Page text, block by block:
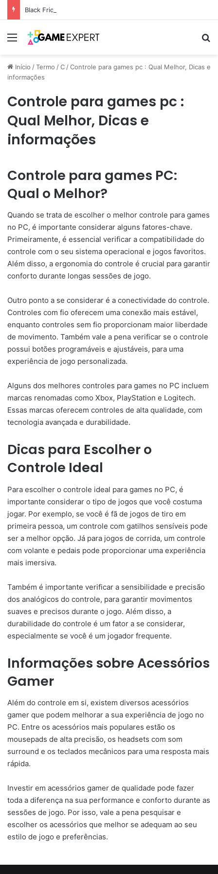
Black Friday: descontos incríveis em eletrônicos
Menu
Início /Termo /C /Controle para games pc : Qual Melhor, Dicas e
informações
Controle para games pc :
Qual Melhor, Dicas e
informações
Controle para games PC:
Qual o Melhor?
Quando se trata de escolher o melhor controle para games
no PC, é importante considerar alguns fatores-chave.
Primeiramente, é essencial verificar a compatibilidade do
controle com o seu sistema operacional e jogos favoritos.
Além disso, a ergonomia do controle é crucial para garantir
conforto durante longas sessões de jogo.
Outro ponto a se considerar é a conectividade do controle.
Controles com fio oferecem uma conexão mais estável,
enquanto controles sem fio proporcionam maior liberdade
de movimento. Também vale a pena verificar se o controle
possui botões programáveis e ajustáveis, para uma
experiência de jogo personalizada.
Alguns dos melhores controles para games no PC incluem
marcas renomadas como Xbox, PlayStation e Logitech.
Essas marcas oferecem controles de alta qualidade, com
tecnologia avançada e durabilidade.
Dicas para Escolher o
Controle Ideal
Para escolher o controle ideal para games no PC, é
importante considerar o tipo de jogos que você costuma
jogar. Por exemplo, se você é fã de jogos de tiro em
primeira pessoa, um controle com gatilhos sensíveis pode
ser a melhor opção. Já para jogos de corrida, um controle
com volante e pedais pode proporcionar uma experiência
mais imersiva.
Também é importante verificar a sensibilidade e precisão
dos analógicos do controle, para garantir movimentos
suaves e precisos durante o jogo. Além disso, a
durabilidade do controle é um fator a se considerar,
especialmente se você é um jogador frequente.
Informações sobre Acessórios
Gamer
Além do controle em si, existem diversos acessórios
gamer que podem melhorar a sua experiência de jogo no
PC. Entre os acessórios mais populares estão os
mousepads de alta precisão, os headsets com som
surround e os teclados mecânicos para uma resposta mais
rápida.
Investir em acessórios gamer de qualidade pode fazer
toda a diferença na sua performance e conforto durante as
sessões de jogo. Por isso, vale a pena pesquisar e
escolher os acessórios que melhor se adequam ao seu
estilo de jogo e preferências.